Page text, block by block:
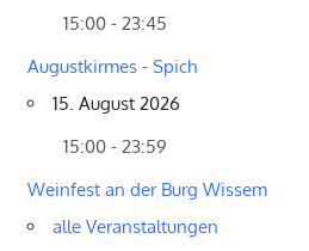
15:00 - 23:45
Augustkirmes - Spich
15. August 2026
15:00 - 23:59
Weinfest an der Burg Wissem
alle Veranstaltungen